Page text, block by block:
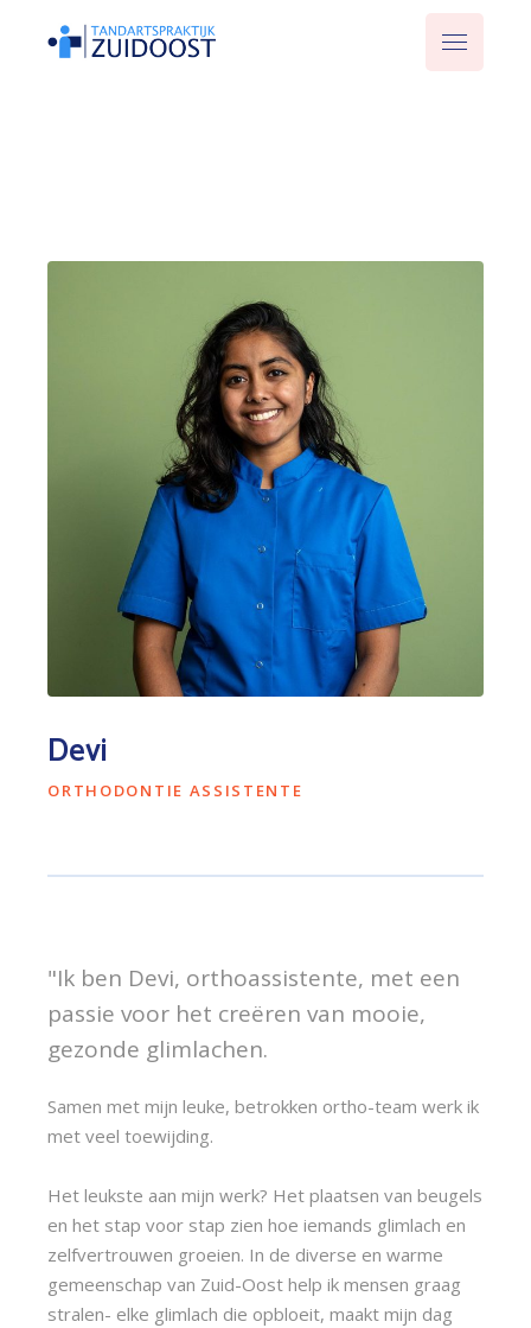
Devi
ORTHODONTIE ASSISTENTE
"Ik ben Devi, orthoassistente, met een
passie voor het creëren van mooie,
gezonde glimlachen.
Samen met mijn leuke, betrokken ortho-team werk ik
met veel toewijding.
Het leukste aan mijn werk? Het plaatsen van beugels
en het stap voor stap zien hoe iemands glimlach en
zelfvertrouwen groeien. In de diverse en warme
gemeenschap van Zuid-Oost help ik mensen graag
stralen- elke glimlach die opbloeit, maakt mijn dag